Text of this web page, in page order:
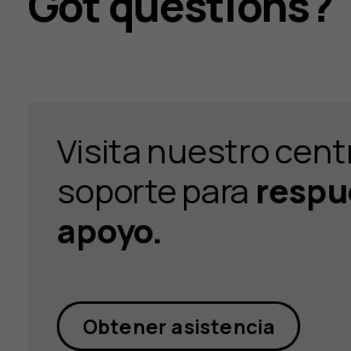
Visita nuestro
soporte para
apoyo.
Obtener asistencia